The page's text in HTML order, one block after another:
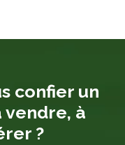
confier un
à
?